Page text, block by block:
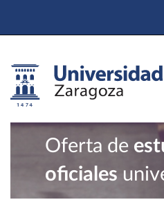
Oferta de
oficiales